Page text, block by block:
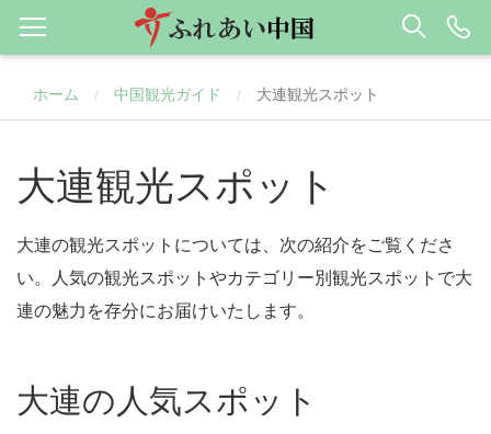
ホーム / 中国観光ガイド / 大連観光スポット
大連観光スポット
大連の観光スポットについては、次の紹介をご覧くださ
い。人気の観光スポットやカテゴリー別観光スポットで大
連の魅力を存分にお届けいたします。
大連の人気スポット